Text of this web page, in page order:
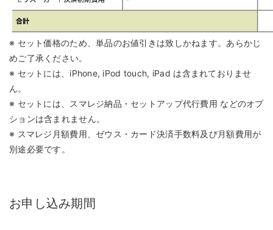
※ セット価格のため、単品のお値引きは致しかねます。あらかじ
めご了承ください。
※ セットには、iPhone, iPod touch, iPad は含まれておりませ
ん。
※ セットには、スマレジ納品・セットアップ代行費用 などのオプ
ションは含まれません。
※ スマレジ月額費用、ゼウス・カード決済手数料及び月額費用が
別途必要です。
お申し込み期間